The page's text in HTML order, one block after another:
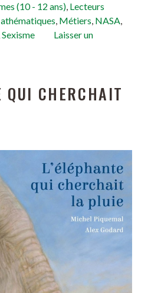
(10 - 12 ans), Lecteurs
, Métiers, NASA,
Sexisme
Laisser un
QUI CHERCHAIT